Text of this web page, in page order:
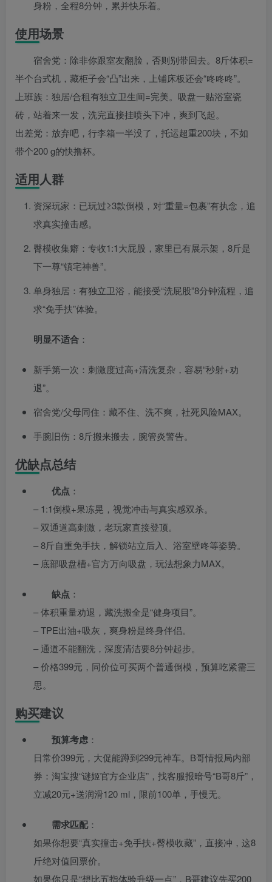
身粉，全程8分钟，累并快乐着。
使用场景
宿舍党：除非你跟室友翻脸，否则别带回去。8斤体积=
半个台式机，藏柜子会“凸”出来，上铺床板还会“咚咚咚”。
上班族：独居/合租有独立卫生间=完美。吸盘一贴浴室瓷
砖，站着来一发，洗完直接挂喷头下冲，爽到飞起。
出差党：放弃吧，行李箱一半没了，托运超重200块，不如
带个200 g的快撸杯。
适用人群
资深玩家：已玩过≥3款倒模，对“重量=包裹”有执念，追
求真实撞击感。
臀模收集癖：专收1:1大屁股，家里已有展示架，8斤是
下一尊“镇宅神兽”。
单身独居：有独立卫浴，能接受“洗屁股”8分钟流程，追
求“免手扶”体验。
明显不适合 ：
新手第一次：刺激度过高+清洗复杂，容易“秒射+劝
退”。
宿舍党/父母同住：藏不住、洗不爽，社死风险MAX。
手腕旧伤：8斤搬来搬去，腕管炎警告。
优缺点总结
优点 ：
– 1:1倒模+果冻晃，视觉冲击与真实感双杀。
– 双通道高刺激，老玩家直接登顶。
– 8斤自重免手扶，解锁站立后入、浴室壁咚等姿势。
– 底部吸盘槽+官方万向吸盘，玩法想象力MAX。
缺点 ：
– 体积重量劝退，藏洗搬全是“健身项目”。
– TPE出油+吸灰，爽身粉是终身伴侣。
– 通道不能翻洗，深度清洁要8分钟起步。
– 价格399元，同价位可买两个普通倒模，预算吃紧需三
思。
购买建议
预算考虑 ：
日常价399元，大促能蹲到299元神车。B哥情报局内部
券：淘宝搜“谜姬官方企业店”，找客服报暗号“B哥8斤”，
立减20元+送润滑120 ml，限前100单，手慢无。
需求匹配：
如果你想要“真实撞击+免手扶+臀模收藏”，直接冲，这8
斤绝对值回票价。
如果你只是“想比五指体验升级一点”，B哥建议先买200